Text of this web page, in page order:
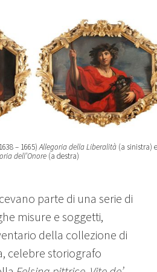
– 1665)Allegoria della Liberalità(a sinistra) e
dell’Onore(a destra)
parte di una serie di
misure e soggetti,
della collezione di
celebre storiografo